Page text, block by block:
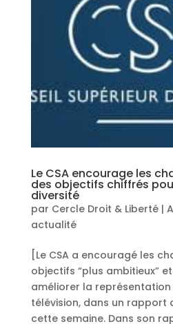
Le CSA encourage les
des objectifs chiffrés
diversité
par Cercle Droit & Liberté|
actualité
[Le CSA a encouragé les
objectifs “plus ambitieux”
améliorer la
télévision, dans un rapport
cette semaine. Dans son